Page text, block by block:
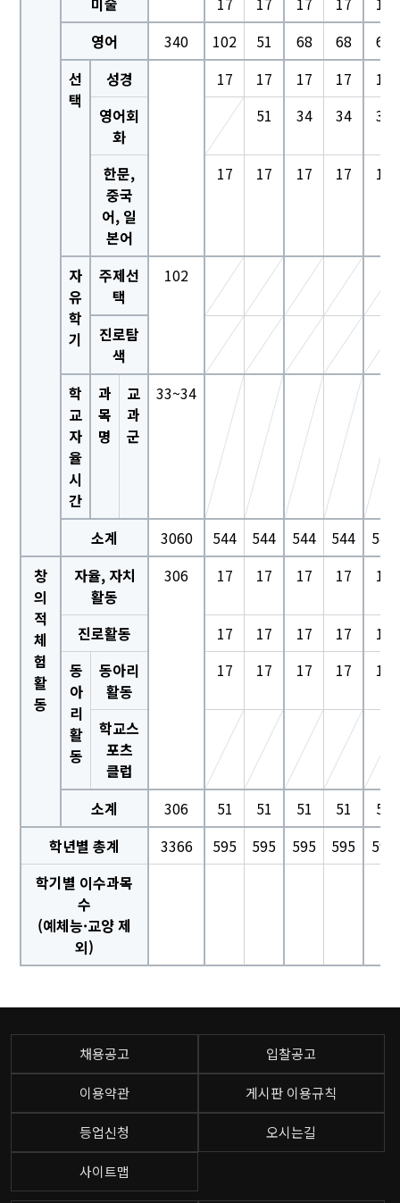
영어
340 102 51 68 68
68
선
택
성경 17 17 17 17
17
영어회
화
51 34 34 34
한문,
중국
어, 일
본어
17 17 17 17 17
자
유
학
기
주제선
택
102
진로탐
색
학
교
자
율
시
간
과
목
명
교
과
군
33~34
소계 3060 544 544 544 544
544
창
의
적
체
험
활
동
자율, 자치
활동
306 17 17 17 17 17
진로활동 17 17 17 17
17
동
아
리
활
동
동아리
활동
17 17 17 17 17
학교스
포츠
클럽
소계
306 51 51 51 51
51
학년별 총계
3366 595 595 595 595
595
학기별 이수과목
수
(예체능·교양 제
외)
채용공고 입찰공고
이용약관 게시판 이용규칙
등업신청 오시는길
사이트맵